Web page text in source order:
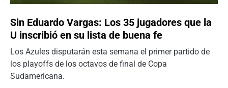
Sin Eduardo Vargas: Los 35 jugadores que la
U inscribió en su lista de buena fe
Los Azules disputarán esta semana el primer partido de
los playoffs de los octavos de final de Copa
Sudamericana.